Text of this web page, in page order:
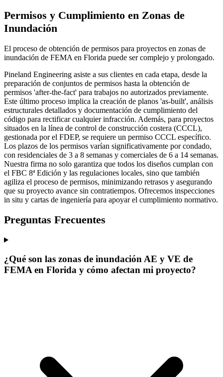
Permisos y Cumplimiento en Zonas de
Inundación
El proceso de obtención de permisos para proyectos en zonas de
inundación de FEMA en Florida puede ser complejo y prolongado.
Pineland Engineering asiste a sus clientes en cada etapa, desde la
preparación de conjuntos de permisos hasta la obtención de
permisos 'after-the-fact' para trabajos no autorizados previamente.
Este último proceso implica la creación de planos 'as-built', análisis
estructurales detallados y documentación de cumplimiento del
código para rectificar cualquier infracción. Además, para proyectos
situados en la línea de control de construcción costera (CCCL),
gestionada por el FDEP, se requiere un permiso CCCL específico.
Los plazos de los permisos varían significativamente por condado,
con residenciales de 3 a 8 semanas y comerciales de 6 a 14 semanas.
Nuestra firma no solo garantiza que todos los diseños cumplan con
el FBC 8ª Edición y las regulaciones locales, sino que también
agiliza el proceso de permisos, minimizando retrasos y asegurando
que su proyecto avance sin contratiempos. Ofrecemos inspecciones
in situ y cartas de ingeniería para apoyar el cumplimiento normativo.
Preguntas Frecuentes
¿Qué son las zonas de inundación AE y VE de
FEMA en Florida y cómo afectan mi proyecto?